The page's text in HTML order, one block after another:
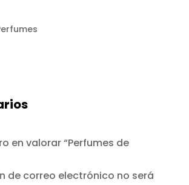
en valorar “Perfumes de
de correo electrónico no será